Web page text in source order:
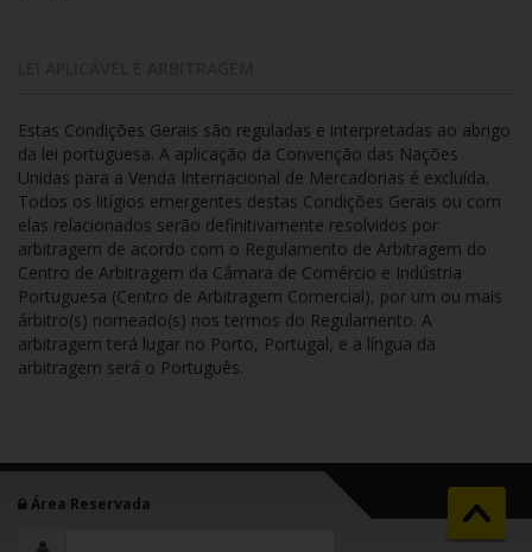
Estas Condições Gerais são reguladas e interpretadas ao abrigo
da lei portuguesa. A aplicação da Convenção das Nações
Unidas para a Venda Internacional de Mercadorias é excluída.
Todos os litígios emergentes destas Condições Gerais ou com
elas relacionados serão definitivamente resolvidos por
arbitragem de acordo com o Regulamento de Arbitragem do
Centro de Arbitragem da Câmara de Comércio e Indústria
Portuguesa (Centro de Arbitragem Comercial), por um ou mais
árbitro(s) nomeado(s) nos termos do Regulamento. A
arbitragem terá lugar no Porto, Portugal, e a língua da
arbitragem será o Português.
Área Reservada